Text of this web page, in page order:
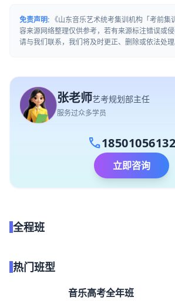
免责声明: 《山东音乐艺术统考集训机构「考前集
容来源网络整理仅供参考，若有来源标注错误或侵
请与我们联系，我们将及时更正、删除或依法处
张老师艺考规划部主任
服务过众多学员
call18501056132
立即咨询
全程班
热门班型
音乐高考全年班